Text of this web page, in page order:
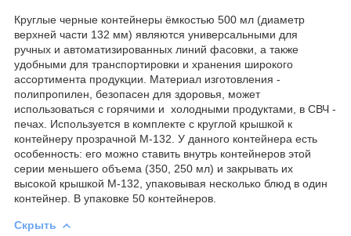
Круглые черные контейнеры ёмкостью 500 мл (диаметр
верхней части 132 мм) являются универсальными для
ручных и автоматизированных линий фасовки, а также
удобными для транспортировки и хранения широкого
ассортимента продукции. Материал изготовления -
полипропилен, безопасен для здоровья, может
использоваться с горячими и холодными продуктами, в СВЧ -
печах. Используется в комплекте с круглой крышкой к
контейнеру прозрачной М-132. У данного контейнера есть
особенность: его можно ставить внутрь контейнеров этой
серии меньшего объема (350, 250 мл) и закрывать их
высокой крышкой М-132, упаковывая несколько блюд в один
контейнер. В упаковке 50 контейнеров.
Скрыть